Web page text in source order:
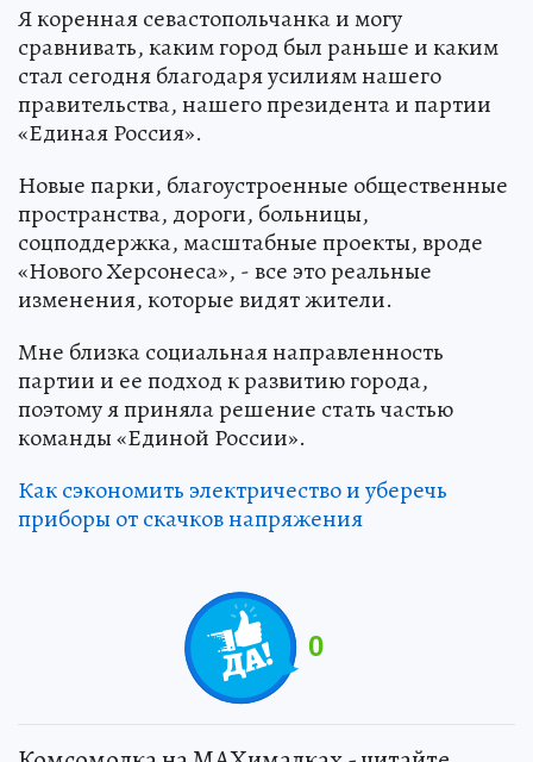
Я коренная севастопольчанка и могу
сравнивать, каким город был раньше и каким
стал сегодня благодаря усилиям нашего
правительства, нашего президента и партии
«Единая Россия».
Новые парки, благоустроенные общественные
пространства, дороги, больницы,
соцподдержка, масштабные проекты, вроде
«Нового Херсонеса», - все это реальные
изменения, которые видят жители.
Мне близка социальная направленность
партии и ее подход к развитию города,
поэтому я приняла решение стать частью
команды «Единой России».
Как сэкономить электричество и уберечь
приборы от скачков напряжения
0